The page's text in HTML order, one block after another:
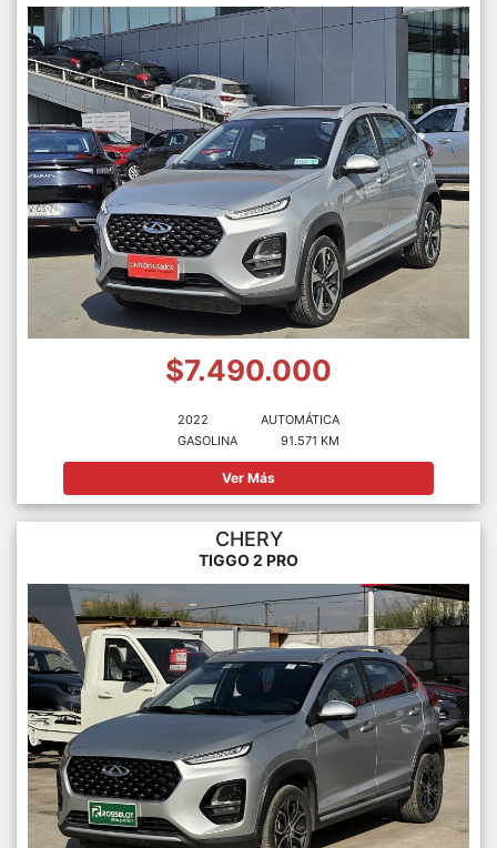
$7.490.000
2022
GASOLINA
AUTOMÁTICA
91.571 KM
Ver Más
CHERY
TIGGO 2 PRO